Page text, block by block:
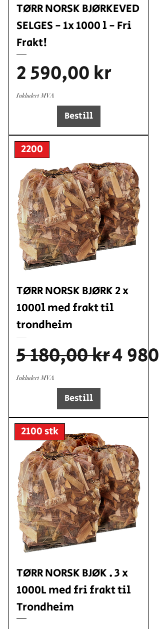
TØRR NORSK BJØRKEVED
SELGES - 1x 1000 l - Fri
Frakt!
Pris
2 590,00 kr
Inkludert MVA
Bestill
2200
TØRR NORSK BJØRK 2 x
1000l med frakt til
trondheim
Vanlig pris
5 180,00 kr4
Inkludert MVA
Bestill
2100 stk
TØRR NORSK BJØK . 3 x
1000L med fri frakt til
Trondheim